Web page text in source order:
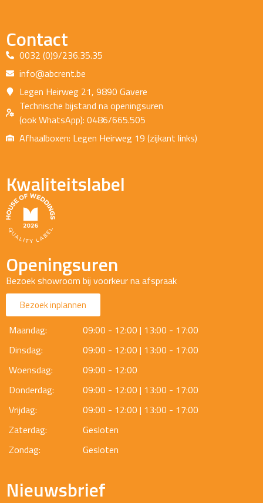
Contact
0032 (0)9/236.35.35
info@abcrent.be
Legen Heirweg 21, 9890 Gavere
Technische bijstand na openingsuren
(ook WhatsApp): 0486/665.505
Afhaalboxen: Legen Heirweg 19 (zijkant links)
Kwaliteitslabel
Openingsuren
Bezoek showroom bij voorkeur na afspraak
Bezoek inplannen
Maandag:
09:00 - 12:00 | 13:00 - 17:00
Dinsdag:
09:00 - 12:00 | 13:00 - 17:00
Woensdag:
09:00 - 12:00
Donderdag:
09:00 - 12:00 | 13:00 - 17:00
Vrijdag:
09:00 - 12:00 | 13:00 - 17:00
Zaterdag:
Gesloten
Zondag:
Gesloten
Nieuwsbrief